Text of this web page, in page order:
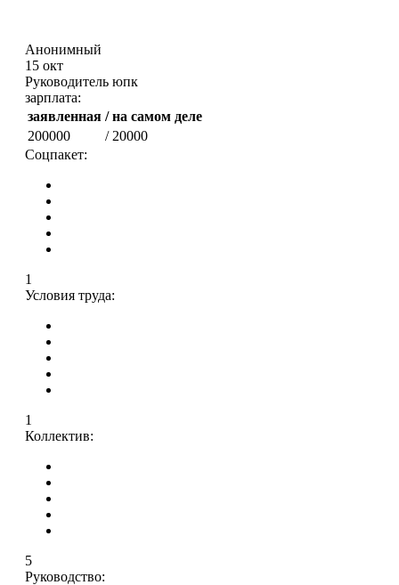
Анонимный
15 окт
Руководитель юпк
зарплата:
заявленная / на самом деле
200000
/ 20000
Соцпакет:
1
Условия труда:
1
Коллектив:
5
Руководство: